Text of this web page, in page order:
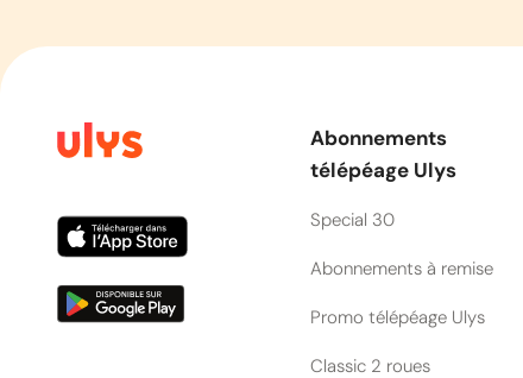
Abonnements
télépéage Ulys
Special 30
Abonnements à remise
Promo télépéage Ulys
Classic 2 roues